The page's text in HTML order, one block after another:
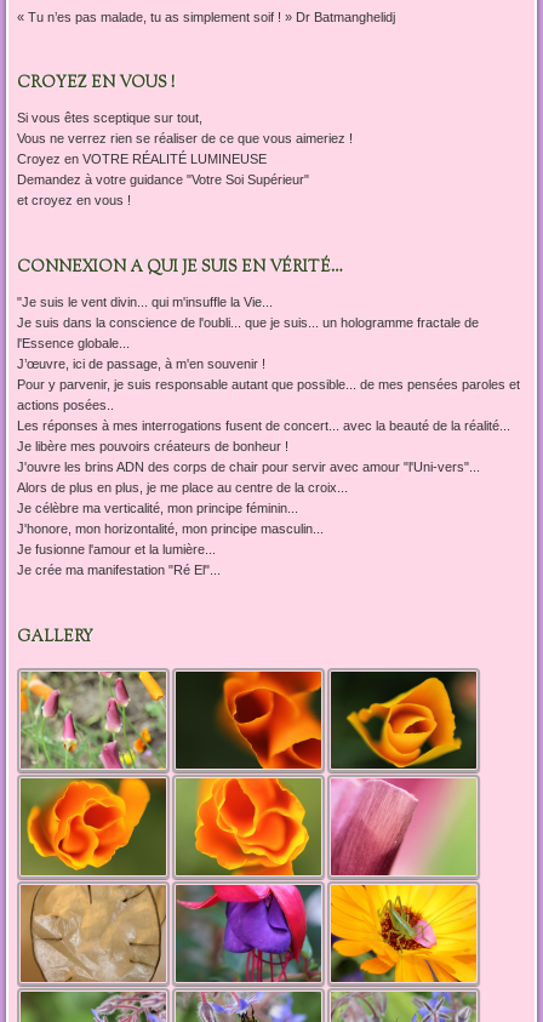
« Tu n’es pas malade, tu as simplement soif ! » Dr Batmanghelidj
CROYEZ EN VOUS !
Si vous êtes sceptique sur tout,
Vous ne verrez rien se réaliser de ce que vous aimeriez !
Croyez en VOTRE RÉALITÉ LUMINEUSE
Demandez à votre guidance "Votre Soi Supérieur"
et croyez en vous !
CONNEXION A QUI JE SUIS EN VÉRITÉ…
"Je suis le vent divin... qui m'insuffle la Vie...
Je suis dans la conscience de l'oubli... que je suis... un hologramme fractale de
l'Essence globale...
J’œuvre, ici de passage, à m'en souvenir !
Pour y parvenir, je suis responsable autant que possible... de mes pensées paroles et
actions posées..
Les réponses à mes interrogations fusent de concert... avec la beauté de la réalité...
Je libère mes pouvoirs créateurs de bonheur !
J'ouvre les brins ADN des corps de chair pour servir avec amour "l'Uni-vers"...
Alors de plus en plus, je me place au centre de la croix...
Je célèbre ma verticalité, mon principe féminin...
J'honore, mon horizontalité, mon principe masculin...
Je fusionne l'amour et la lumière...
Je crée ma manifestation "Ré El"...
GALLERY